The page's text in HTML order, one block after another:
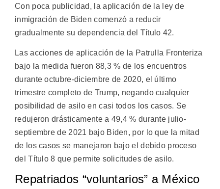
Con poca publicidad, la aplicación de la ley de
inmigración de Biden comenzó a reducir
gradualmente su dependencia del Título 42.
Las acciones de aplicación de la Patrulla Fronteriza
bajo la medida fueron 88,3 % de los encuentros
durante octubre-diciembre de 2020, el último
trimestre completo de Trump, negando cualquier
posibilidad de asilo en casi todos los casos. Se
redujeron drásticamente a 49,4 % durante julio-
septiembre de 2021 bajo Biden, por lo que la mitad
de los casos se manejaron bajo el debido proceso
del Título 8 que permite solicitudes de asilo.
Repatriados “voluntarios” a México